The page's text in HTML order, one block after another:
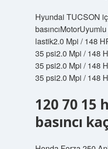
Hyundai TUCSON
lastik2.0 Mpi / 148
35 psi2.0 Mpi / 148
35 psi2.0 Mpi / 148
35 psi2.0 Mpi / 148
120 70 15
basıncı